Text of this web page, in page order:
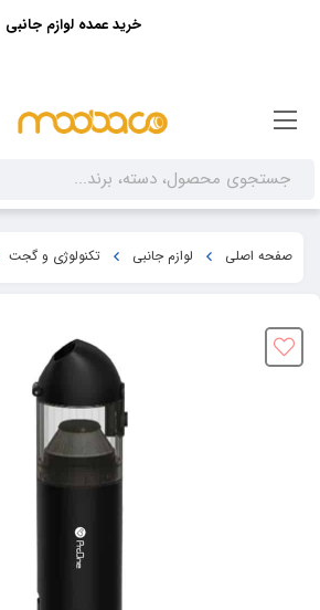
صفحه اصلی لوازم جانبی تکنولوژی و گجت
خرید عمده لوازم جانبی